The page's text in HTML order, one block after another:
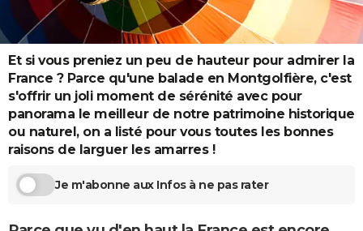
Destinations
City break
Voyage nature
Voyage de noces
Forum
Climat
PHOTO
GUIDES D'ACHAT
BONS PLANS
CARTE DE VOEUX
Carte de Noël
Carte Bonne année
Carte Saint-Valentin
Carte Pâques
Carte d'anniversaire
DICTIONNAIRE
Dictionnaire
Biographies
Citations
Expressions
Proverbes
PROGRAMME TV
Et si vous preniez un peu de hauteur pour admirer la
France ? Parce qu'une balade en Montgolfière, c'est
s'offrir un joli moment de sérénité avec pour
panorama le meilleur de notre patrimoine historique
ou naturel, on a listé pour vous toutes les bonnes
raisons de larguer les amarres !
Je m'abonne aux Infos à ne pas rater